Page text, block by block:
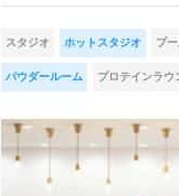
スタジオ ホットスタジオ プ
パウダールーム プロテインラウ